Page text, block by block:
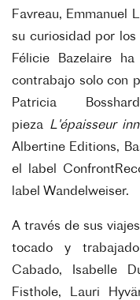
Favreau, Emmanuel
su curiosidad por
Félicie
Bazelaire
contrabajo solo con
Patricia
pieza L'épaisseur
Albertine Editions,
el label
label Wandelweiser.
A través de sus
tocado y
Cabado, Isabelle
Fisthole, Lauri